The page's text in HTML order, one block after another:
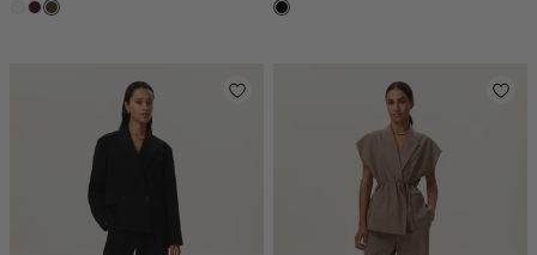
creme,
pruim,
toffee zwart